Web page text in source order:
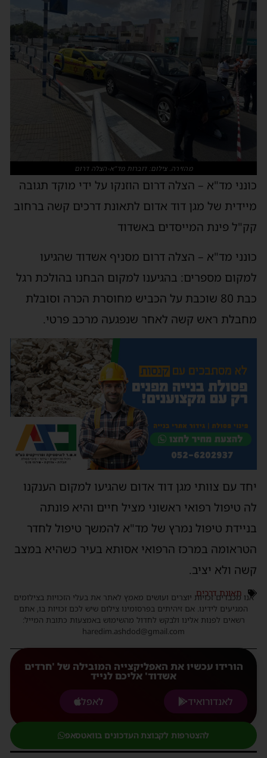
מהזירה. צילום: דוברות מד"א-הצלה דרום
כונני מד"א – הצלה דרום הוזנקו על ידי מוקד תגובה
מיידית של מגן דוד אדום לתאונת דרכים קשה ברחוב
קק"ל פינת המייסדים באשדוד
כונני מד"א – הצלה דרום מסניף אשדוד שהגיעו
למקום מספרים: בהגיענו למקום הבחנו בהולכת רגל
כבת 80 שוכבת על הכביש מחוסרת הכרה וסובלת
מחבלת ראש קשה לאחר שנפגעה מרכב פרטי.
יחד עם צוותי מגן דוד אדום שהגיעו למקום הענקנו
לה טיפול רפואי ראשוני מציל חיים והיא פונתה
בניידת טיפול נמרץ של מד"א להמשך טיפול לחדר
הטראומה במרכז הרפואי אסותא בעיר כשהיא במצב
קשה ולא יציב.
תאונת דרכים
אנו מכבדים זכויות יוצרים ועושים מאמץ לאתר את בעלי הזכויות בצילומים
המגיעים לידינו. אם זיהיתים בפרסומינו צילום שיש לכם זכויות בו, אתם
רשאים לפנות אלינו ולבקש לחדול מהשימוש באמצעות כתובת המייל:
haredim.ashdod@gmail.com
הורידו עכשיו את האפליקצייה המובילה של 'חרדים
אשדוד' אליכם לנייד
לאנדורואיד
לאפל
להצטרפות לקבוצת העדכונים בוואטסאפ